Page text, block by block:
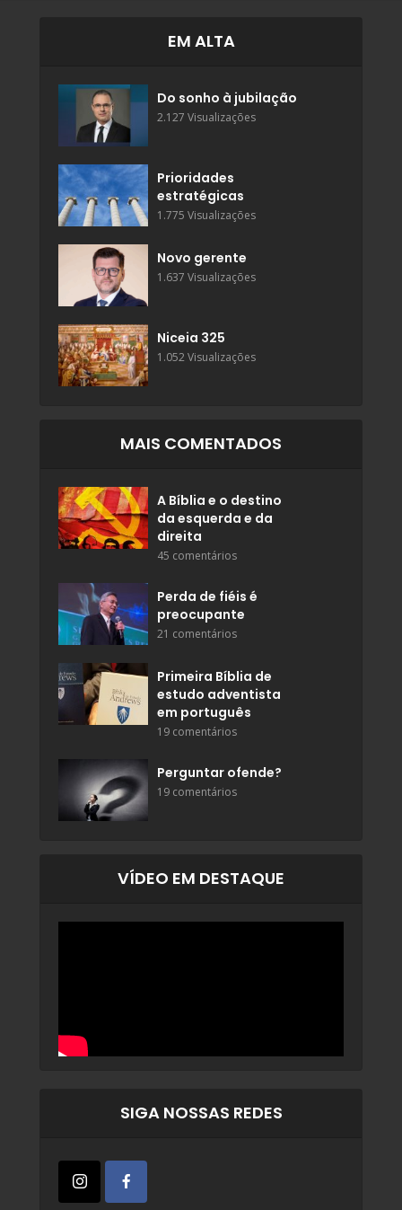
EM ALTA
Do sonho à jubilação
2.127 Visualizações
Prioridades
estratégicas
1.775 Visualizações
Novo gerente
1.637 Visualizações
Niceia 325
1.052 Visualizações
MAIS COMENTADOS
A Bíblia e o destino
da esquerda e da
direita
45 comentários
Perda de fiéis é
preocupante
21 comentários
Primeira Bíblia de
estudo adventista
em português
19 comentários
Perguntar ofende?
19 comentários
VÍDEO EM DESTAQUE
SIGA NOSSAS REDES